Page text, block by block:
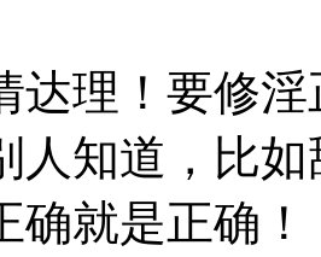
达理！要修
人知道，比
确就是正确！